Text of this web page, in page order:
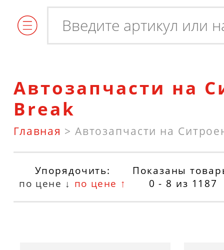
Автозапчасти на
Break
Главная > Автозапчасти на
Упорядочить:
по цене ↓ по цене ↑
Показаны
0 - 8 из 1187